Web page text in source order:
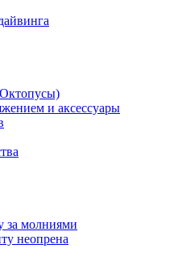
и аксессуары
за молниями
неопрена